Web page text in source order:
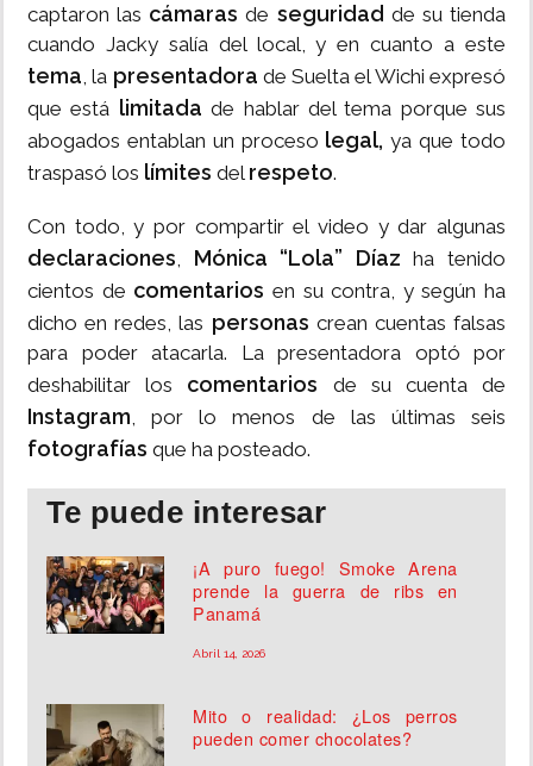
captaron las cámaras de seguridad de su tienda
cuando Jacky salía del local, y en cuanto a este
tema, la presentadora de Suelta el Wichi expresó
que está limitada de hablar del tema porque sus
abogados entablan un proceso legal, ya que todo
traspasó los límites del respeto.
Con todo, y por compartir el video y dar algunas
declaraciones, Mónica “Lola” Díazha tenido
cientos de comentarios en su contra, y según ha
dicho en redes, las personas crean cuentas falsas
para poder atacarla. La presentadora optó por
deshabilitar los comentarios de su cuenta de
Instagram, por lo menos de las últimas seis
fotografías que ha posteado.
Te puede interesar
¡A puro fuego! Smoke Arena
prende la guerra de ribs en
Panamá
Abril 14, 2026
Mito o realidad: ¿Los perros
pueden comer chocolates?